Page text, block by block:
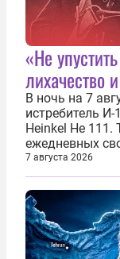
«Не
лихачество
В ночь на 7
истребитель
Heinkel He
ежедневных
истории
У пилота —
7 августа 2026